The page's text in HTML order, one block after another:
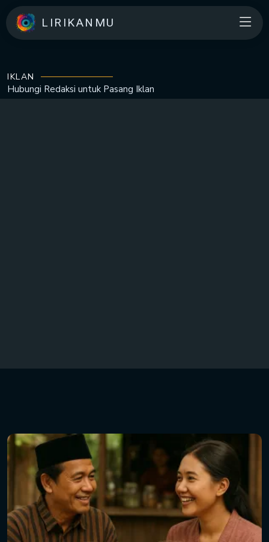
LIRIKANMU
IKLAN
Hubungi Redaksi untuk Pasang Iklan